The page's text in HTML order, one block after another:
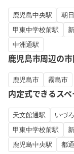
鹿児島中央駅 朝
甲東中学校前駅
中洲通駅
鹿児島市周辺の
鹿児島市 霧島市
内定式できるス
天文館通駅 いづ
甲東中学校前駅
鹿児島中央駅
都